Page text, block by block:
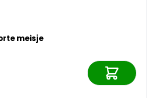
meisje